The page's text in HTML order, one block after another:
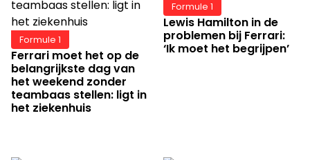
Formule 1
Ferrari moet het op de
belangrijkste dag van
het weekend zonder
teambaas stellen: ligt in
het ziekenhuis
Formule 1
Lewis Hamilton in de
problemen bij Ferrari:
‘Ik moet het begrijpen’